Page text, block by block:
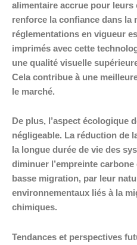
alimentaire accrue pour leurs
renforce la confiance dans la
réglementations en vigueur
imprimés avec cette
une qualité visuelle
Cela contribue à une
le marché.
De plus, l’aspect écologique
négligeable. La réduction de
la longue durée de vie des
diminuer l’empreinte
basse migration, par leur
environnementaux liés à la
chimiques.
Tendances et perspectives